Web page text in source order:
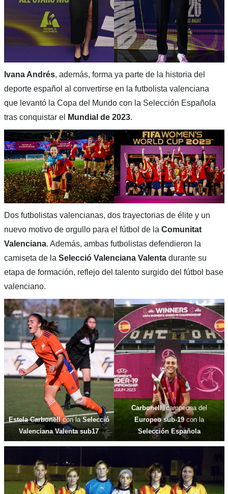
Ivana Andrés, además, forma ya parte de la historia del
deporte español al convertirse en la futbolista valenciana
que levantó la Copa del Mundo con la Selección Española
tras conquistar el
Mundial de 2023.
Dos futbolistas valencianas, dos trayectorias de élite y un
nuevo motivo de orgullo para el fútbol de la Comunitat
Valenciana. Además, ambas futbolistas defendieron la
camiseta de la Selecció Valenciana Valentadurante su
etapa de formación, reflejo del talento surgido del fútbol base
valenciano.
Estela Carbonellcon laSelecció
Valenciana Valenta sub17
Carbonell, campeona del
Europeo sub-19con la
Selección Española